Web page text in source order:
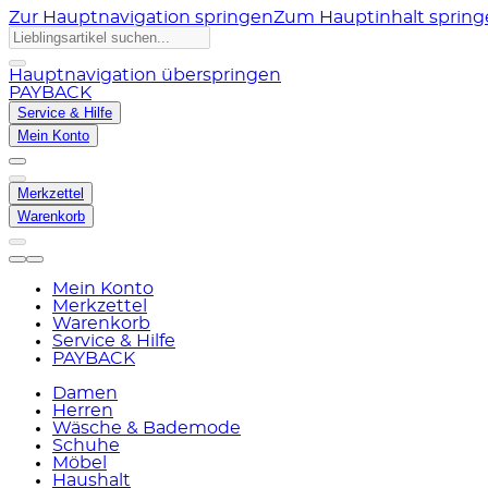
Zur Hauptnavigation springenZum Hauptinhalt
Hauptnavigation überspringen
PAYBACK
Service & Hilfe
Mein Konto
Merkzettel
Warenkorb
Mein Konto
Merkzettel
Warenkorb
Service & Hilfe
PAYBACK
Damen
Herren
Wäsche & Bademode
Schuhe
Möbel
Haushalt